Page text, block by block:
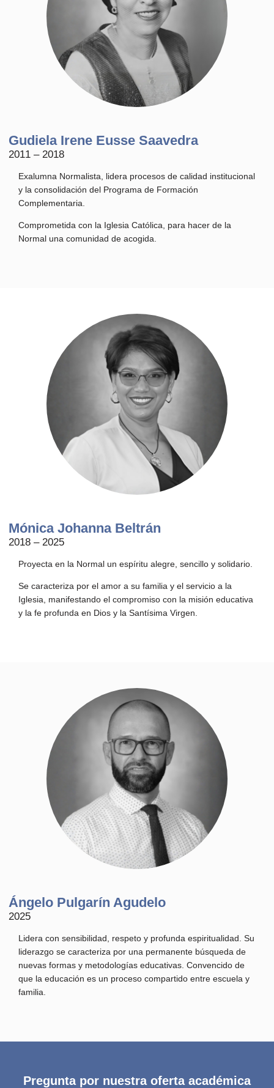
Gudiela Irene Eusse Saavedra
2011 – 2018
Exalumna Normalista, lidera procesos de calidad institucional
y la consolidación del Programa de Formación
Complementaria.
Comprometida con la Iglesia Católica, para hacer de la
Normal una comunidad de acogida.
Mónica Johanna Beltrán
2018 – 2025
Proyecta en la Normal un espíritu alegre, sencillo y solidario.
Se caracteriza por el amor a su familia y el servicio a la
Iglesia, manifestando el compromiso con la misión educativa
y la fe profunda en Dios y la Santísima Virgen.
Ángelo Pulgarín Agudelo
2025
Lidera con sensibilidad, respeto y profunda espiritualidad. Su
liderazgo se caracteriza por una permanente búsqueda de
nuevas formas y metodologías educativas. Convencido de
que la educación es un proceso compartido entre escuela y
familia.
Pregunta por nuestra oferta académica